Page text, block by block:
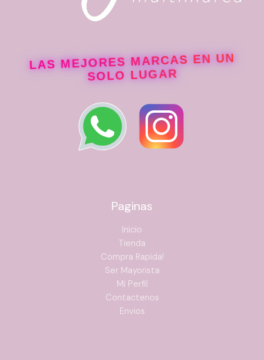
LAS MEJORES MARCAS EN UN
SOLO LUGAR
Paginas
Inicio
Tienda
Compra Rapida!
Ser Mayorista
Mi Perfil
Contactenos
Envios